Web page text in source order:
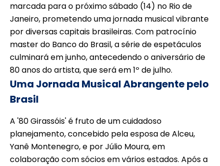
marcada para o próximo sábado (14) no Rio de
Janeiro, prometendo uma jornada musical vibrante
por diversas capitais brasileiras. Com patrocínio
master do Banco do Brasil, a série de espetáculos
culminará em junho, antecedendo o aniversário de
80 anos do artista, que será em 1º de julho.
Uma Jornada Musical Abrangente pelo
Brasil
A '80 Girassóis' é fruto de um cuidadoso
planejamento, concebido pela esposa de Alceu,
Yanê Montenegro, e por Júlio Moura, em
colaboração com sócios em vários estados. Após a